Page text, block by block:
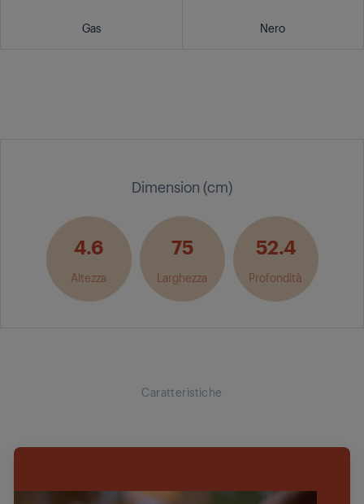
Gas Nero
Dimension (cm)
4.6
Altezza
75
Larghezza
52.4
Profondità
Caratteristiche